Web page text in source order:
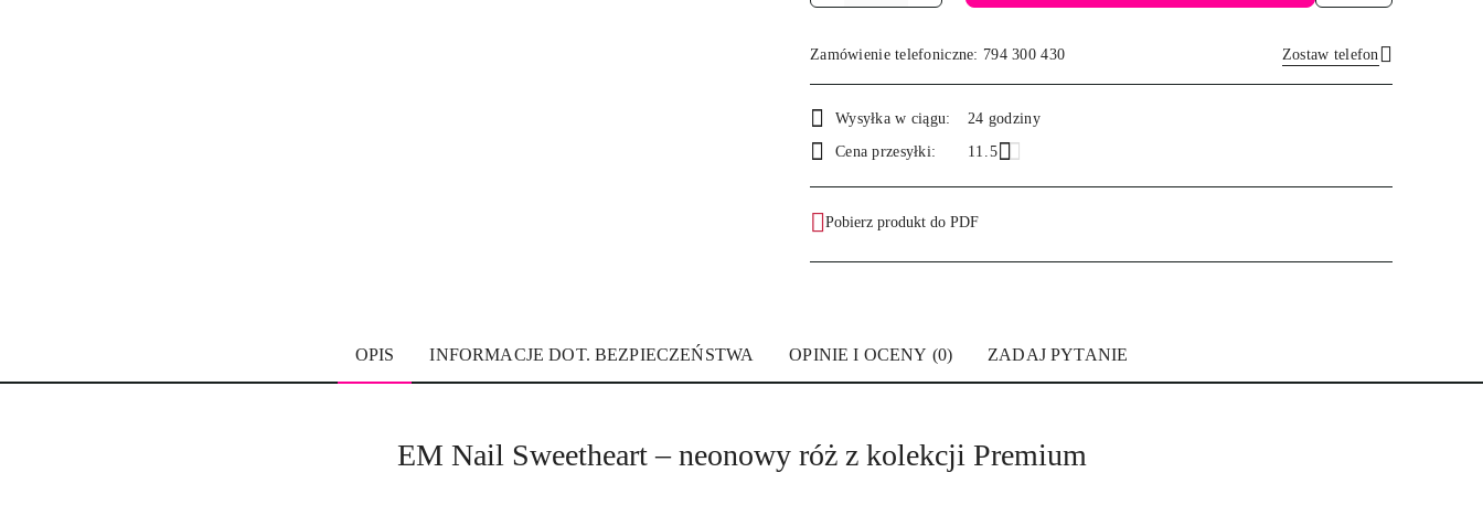
Zamówienie telefoniczne: 794 300 430 Zostaw telefon
Wyślij
Dostępność
i
Wysyłka w ciągu:
24 godziny
Cena przesyłki:
11.5
Pobierz produkt do PDF
OPIS INFORMACJE DOT. BEZPIECZEŃSTWA OPINIE I OCENY (0) ZADAJ PYTANIE
EM Nail Sweetheart – neonowy róż z kolekcji Premium